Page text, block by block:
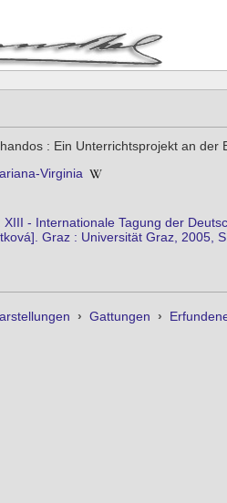
: Ein Unterrichtsprojekt an der
Virginia
- Internationale Tagung der
Graz : Universität Graz, 2005,
› Gattungen ›